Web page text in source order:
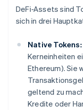
DeFi-Assets sind
sich in drei
Native Tokens:
Kerneinheiten
Ethereum). Sie
geltend zu
Kredite oder